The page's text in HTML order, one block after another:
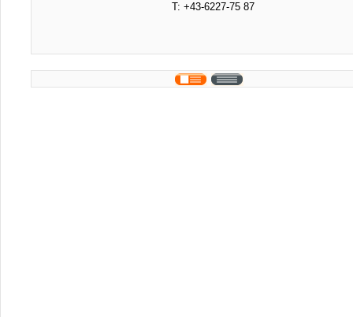
T: +43-6227-75 87